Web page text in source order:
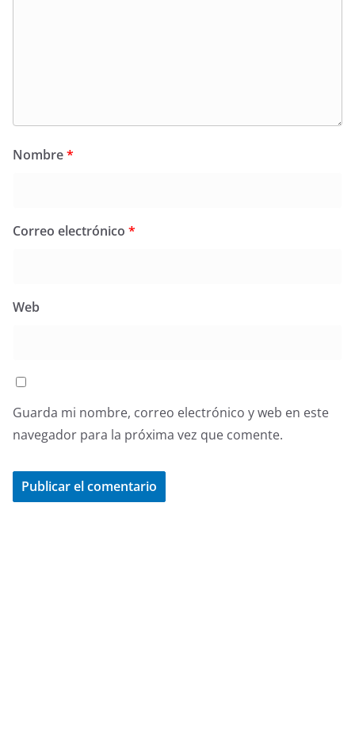
Nombre*
Correo electrónico *
Web
Guarda mi nombre, correo electrónico y web en este
navegador para la próxima vez que comente.